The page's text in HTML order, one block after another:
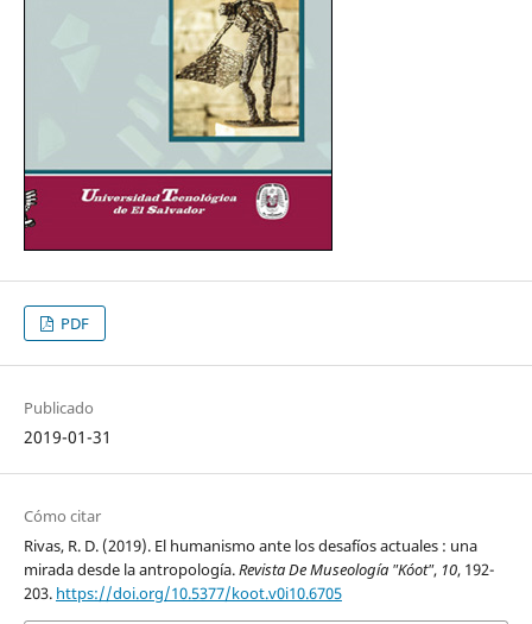
PDF
Publicado
2019-01-31
Cómo citar
Rivas, R. D. (2019). El humanismo ante los desafíos actuales : una
mirada desde la antropología.Revista De Museología "Kóot", 10, 192-
203. https://doi.org/10.5377/koot.v0i10.6705